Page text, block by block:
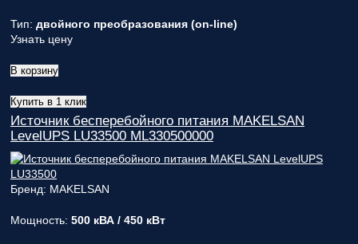
Тип: двойного преобразования (on-line)
Узнать цену
В корзину
Купить в 1 клик
Источник бесперебойного питания MAKELSAN
LevelUPS LU33500 ML330500000
Бренд: MAKELSAN
Мощность: 500 кВА / 450 кВт